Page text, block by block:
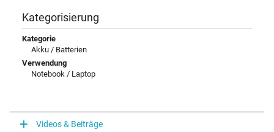
Kategorisierung
Kategorie
Akku / Batterien
Verwendung
Notebook / Laptop
Videos & Beiträge